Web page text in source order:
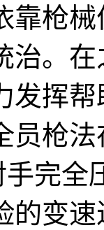
靠枪
治。
发挥
员枪
完全
的变